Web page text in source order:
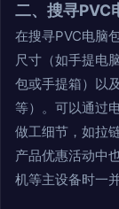
二、搜寻PVC
在搜寻PVC电脑
尺寸（如手提电
包或手提箱）以
等）。可以通过
做工细节，如拉
产品优惠活动中
机等主设备时一